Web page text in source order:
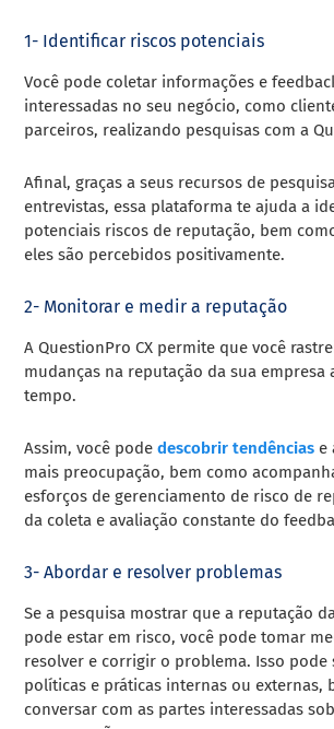
1- Identificar riscos potenciais
Você pode coletar informações e
interessadas no seu negócio, como
parceiros, realizando pesquisas com a
Afinal, graças a seus recursos de
entrevistas, essa plataforma te ajuda a
potenciais riscos de reputação, bem
eles são percebidos positivamente.
2- Monitorar e medir a reputação
A QuestionPro CX permite que você
mudanças na reputação da sua empresa
tempo.
Assim, você podedescobrir tendências e
mais preocupação, bem como
esforços de gerenciamento de risco de
da coleta e avaliação constante do
3- Abordar e resolver problemas
Se a pesquisa mostrar que a reputação
pode estar em risco, você pode tomar
resolver e corrigir o problema. Isso
políticas e práticas internas ou externas,
conversar com as partes interessadas